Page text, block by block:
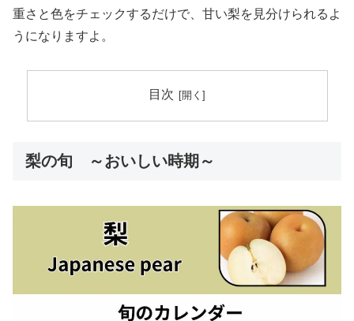
重さと色をチェックするだけで、甘い梨を見分けられるよ
うになりますよ。
目次
梨の旬 ～おいしい時期～